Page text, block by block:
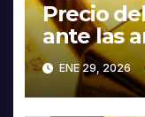
Precio
ante las
contra
ENE 29, 2026